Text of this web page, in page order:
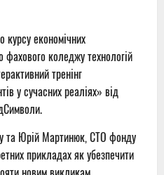
курсу економічних
фахового коледжу технологій
тренінг
у сучасних реаліях» від
та Юрій Мартинюк, СТО фонду
прикладах як убезпечити